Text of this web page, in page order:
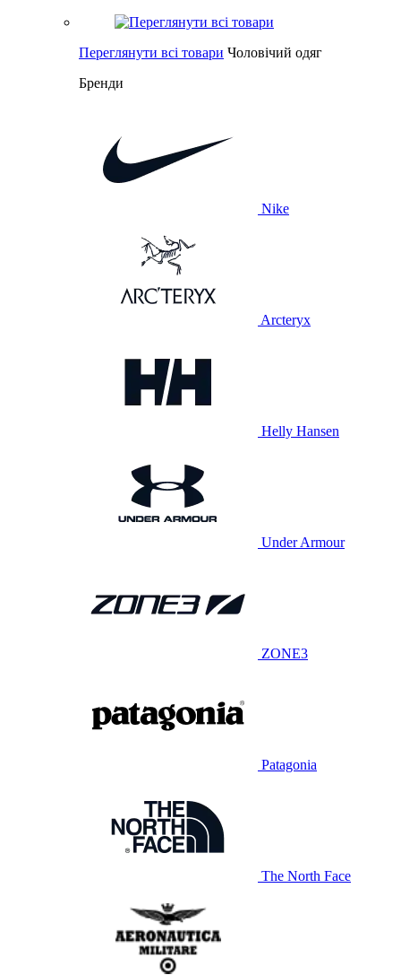
Переглянути всі товари Чоловічий одяг
Бренди
Nike
Arcteryx
Helly Hansen
Under Armour
ZONE3
Patagonia
The North Face